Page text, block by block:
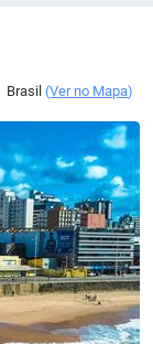
Brasil (Ver no Mapa)